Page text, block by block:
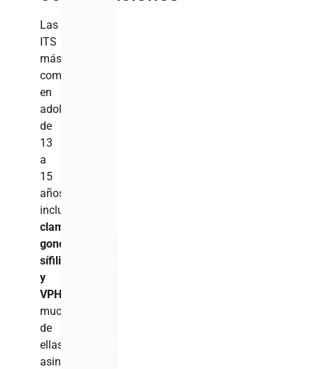
Las
ITS
más
comunes
en
adolescentes
de
13
a
15
años
incluyen
clamidia,
gonorrea,
sífilis
y
VPH
muchas
de
ellas
asintomáticas